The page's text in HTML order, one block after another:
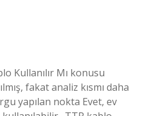
Kullanılır Mı konusu
fakat analiz kısmı daha
yapılan nokta Evet, ev